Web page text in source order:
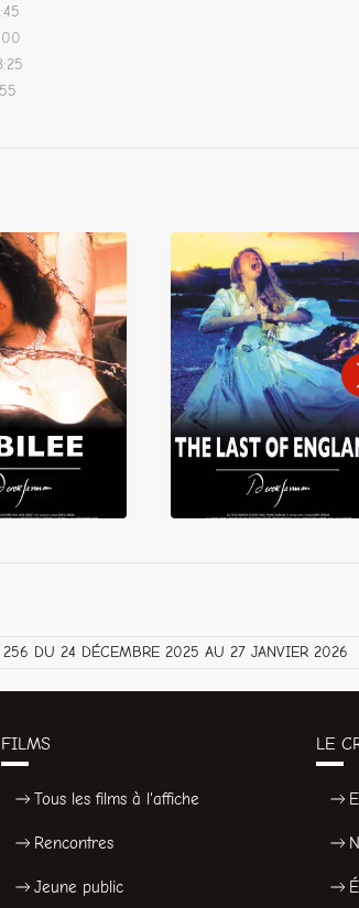
256 DU 24 DÉCEMBRE 2025 AU 27 JANVIER 2026
FILMS
Tous les films à l'affiche
Rencontres
Jeune public
LE